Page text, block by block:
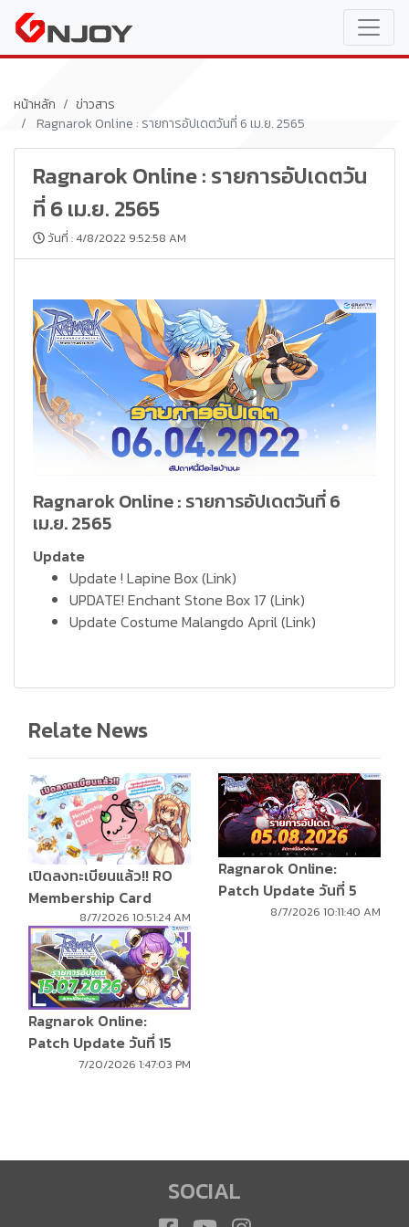
หน้าหลัก
ข่าวสาร
Ragnarok Online : รายการอัปเดตวันที่ 6 เม.ย. 2565
Ragnarok Online : รายการอัปเดตวัน
ที่ 6 เม.ย. 2565
วันที่ : 4/8/2022 9:52:58 AM
Ragnarok Online : รายการอัปเดตวันที่ 6
เม.ย. 2565
Update
Update ! Lapine Box(Link)
UPDATE! Enchant Stone Box 17 (Link)
Update Costume Malangdo April(Link)
Relate News
เปิดลงทะเบียนแล้ว!! RO
Membership Card
8/7/2026 10:51:24 AM
Ragnarok Online:
Patch Update วันที่ 5
สิงหาคม 25698/7/2026 10:11:40 AM
Ragnarok Online:
Patch Update วันที่ 15
กรกฎาคม 2569
7/20/2026 1:47:03 PM
SOCIAL